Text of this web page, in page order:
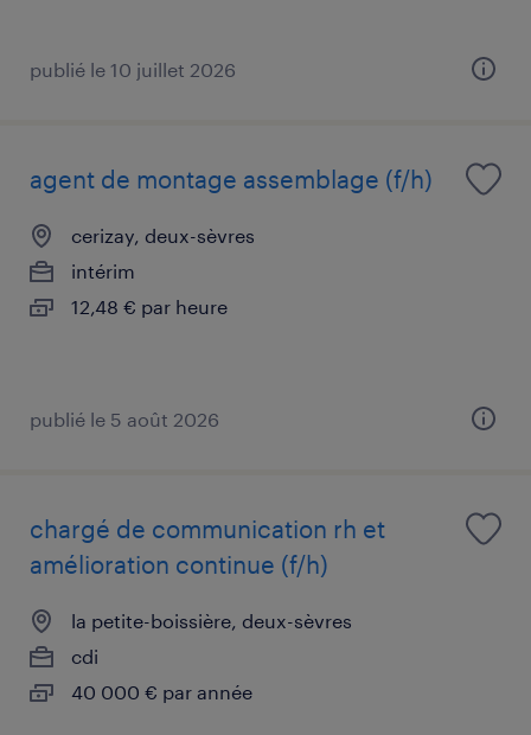
publié le 10 juillet 2026
agent de montage assemblage (f/h)
cerizay, deux-sèvres
intérim
12,48 € par heure
publié le 5 août 2026
chargé de communication rh et
amélioration continue (f/h)
la petite-boissière, deux-sèvres
cdi
40 000 € par année